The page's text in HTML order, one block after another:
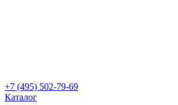
+7 (495) 502-79-69
Каталог